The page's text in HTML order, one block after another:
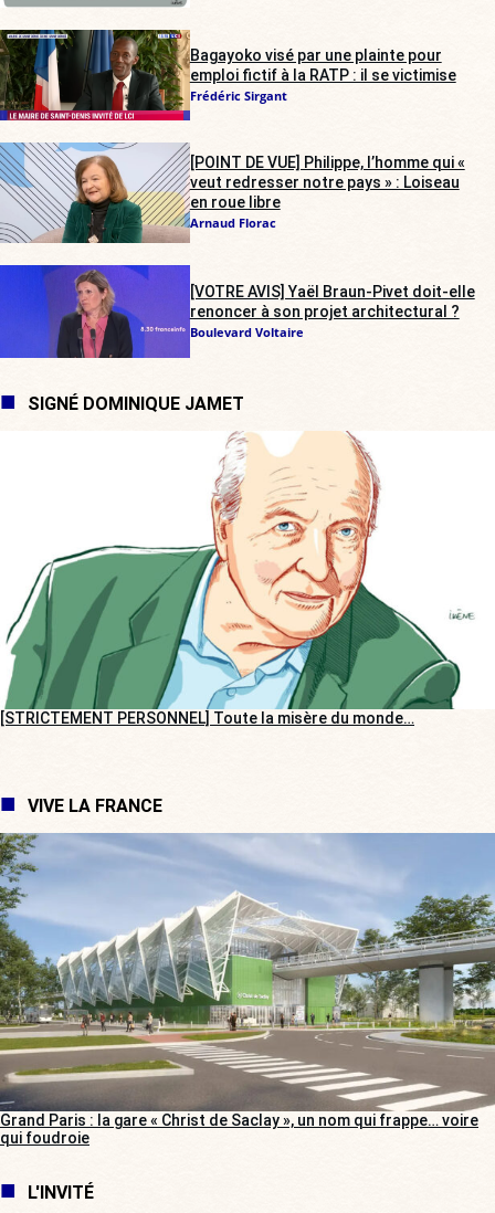
Bagayoko visé par une plainte pour
emploi fictif à la RATP : il se victimise
Frédéric Sirgant
[POINT DE VUE] Philippe, l’homme qui «
veut redresser notre pays » : Loiseau
en roue libre
Arnaud Florac
[VOTRE AVIS] Yaël Braun-Pivet doit-elle
renoncer à son projet architectural ?
Boulevard Voltaire
SIGNÉ DOMINIQUE JAMET
[STRICTEMENT PERSONNEL] Toute la misère du monde…
VIVE LA FRANCE
Grand Paris : la gare « Christ de Saclay », un nom qui frappe… voire
qui foudroie
L'INVITÉ